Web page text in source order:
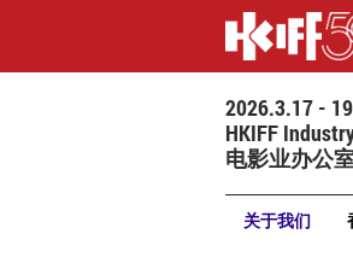
2026.3.17 - 19
HKIFF
电影业办公
关于我们